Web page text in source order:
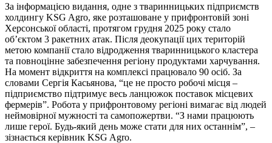
За інформацією видання, одне з тваринницьких підприємств
холдингу KSG Agrо, яке розташоване у прифронтовій зоні
Херсонської області, протягом грудня 2025 року стало
об’єктом 3 ракетних атак. Після деокупації цих територій
метою компанії стало відродження тваринницького кластера
та повноцінне забезпечення регіону продуктами харчування.
На момент відкриття на комплексі працювало 90 осіб. За
словами Сергія Касьянова, “це не просто робочі місця –
підприємство підтримує весь ланцюжок поставок місцевих
фермерів”. Робота у прифронтовому регіоні вимагає від людей
неймовірної мужності та самопожертви. “З нами працюють
лише герої. Будь-який день може стати для них останнім”, –
зізнається керівник KSG Agrо.